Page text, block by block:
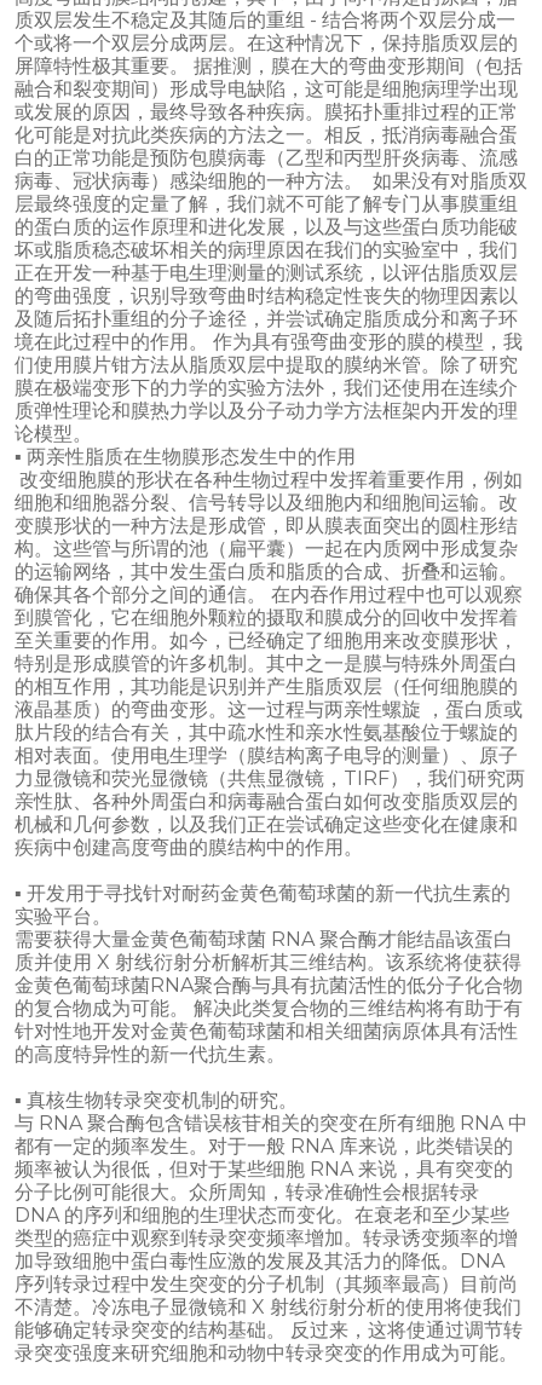
质双层发生不稳定及其随后的重组 - 结合将两个双层分成一
个或将一个双层分成两层。在这种情况下，保持脂质双层的
屏障特性极其重要。 据推测，膜在大的弯曲变形期间（包括
融合和裂变期间）形成导电缺陷，这可能是细胞病理学出现
或发展的原因，最终导致各种疾病。膜拓扑重排过程的正常
化可能是对抗此类疾病的方法之一。相反，抵消病毒融合蛋
白的正常功能是预防包膜病毒（乙型和丙型肝炎病毒、流感
病毒、冠状病毒）感染细胞的一种方法。 如果没有对脂质双
层最终强度的定量了解，我们就不可能了解专门从事膜重组
的蛋白质的运作原理和进化发展，以及与这些蛋白质功能破
坏或脂质稳态破坏相关的病理原因在我们的实验室中，我们
正在开发一种基于电生理测量的测试系统，以评估脂质双层
的弯曲强度，识别导致弯曲时结构稳定性丧失的物理因素以
及随后拓扑重组的分子途径，并尝试确定脂质成分和离子环
境在此过程中的作用。 作为具有强弯曲变形的膜的模型，我
们使用膜片钳方法从脂质双层中提取的膜纳米管。除了研究
膜在极端变形下的力学的实验方法外，我们还使用在连续介
质弹性理论和膜热力学以及分子动力学方法框架内开发的理
论模型。
▪ 两亲性脂质在生物膜形态发生中的作用
改变细胞膜的形状在各种生物过程中发挥着重要作用，例如
细胞和细胞器分裂、信号转导以及细胞内和细胞间运输。改
变膜形状的一种方法是形成管，即从膜表面突出的圆柱形结
构。这些管与所谓的池（扁平囊）一起在内质网中形成复杂
的运输网络，其中发生蛋白质和脂质的合成、折叠和运输。
确保其各个部分之间的通信。 在内吞作用过程中也可以观察
到膜管化，它在细胞外颗粒的摄取和膜成分的回收中发挥着
至关重要的作用。如今，已经确定了细胞用来改变膜形状，
特别是形成膜管的许多机制。其中之一是膜与特殊外周蛋白
的相互作用，其功能是识别并产生脂质双层（任何细胞膜的
液晶基质）的弯曲变形。这一过程与两亲性螺旋 ，蛋白质或
肽片段的结合有关，其中疏水性和亲水性氨基酸位于螺旋的
相对表面。使用电生理学（膜结构离子电导的测量）、原子
力显微镜和荧光显微镜（共焦显微镜，TIRF），我们研究两
亲性肽、各种外周蛋白和病毒融合蛋白如何改变脂质双层的
机械和几何参数，以及我们正在尝试确定这些变化在健康和
疾病中创建高度弯曲的膜结构中的作用。
▪ 开发用于寻找针对耐药金黄色葡萄球菌的新一代抗生素的
实验平台。
需要获得大量金黄色葡萄球菌 RNA 聚合酶才能结晶该蛋白
质并使用 X 射线衍射分析解析其三维结构。该系统将使获得
金黄色葡萄球菌RNA聚合酶与具有抗菌活性的低分子化合物
的复合物成为可能。 解决此类复合物的三维结构将有助于有
针对性地开发对金黄色葡萄球菌和相关细菌病原体具有活性
的高度特异性的新一代抗生素。
▪ 真核生物转录突变机制的研究。
与 RNA 聚合酶包含错误核苷相关的突变在所有细胞 RNA 中
都有一定的频率发生。对于一般 RNA 库来说，此类错误的
频率被认为很低，但对于某些细胞 RNA 来说，具有突变的
分子比例可能很大。众所周知，转录准确性会根据转录
DNA 的序列和细胞的生理状态而变化。在衰老和至少某些
类型的癌症中观察到转录突变频率增加。转录诱变频率的增
加导致细胞中蛋白毒性应激的发展及其活力的降低。DNA
序列转录过程中发生突变的分子机制（其频率最高）目前尚
不清楚。冷冻电子显微镜和 X 射线衍射分析的使用将使我们
能够确定转录突变的结构基础。 反过来，这将使通过调节转
录突变强度来研究细胞和动物中转录突变的作用成为可能。